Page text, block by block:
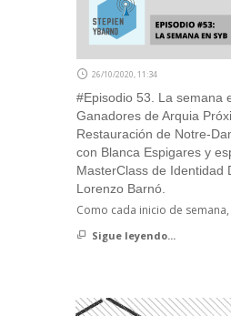
26/10/2020, 11:34
#Episodio 53. La semana
Ganadores de Arquia
Restauración de Notre-
con Blanca Espigares y
MasterClass de Identidad
Lorenzo Barnó.
Como cada inicio de
Sigue leyendo...